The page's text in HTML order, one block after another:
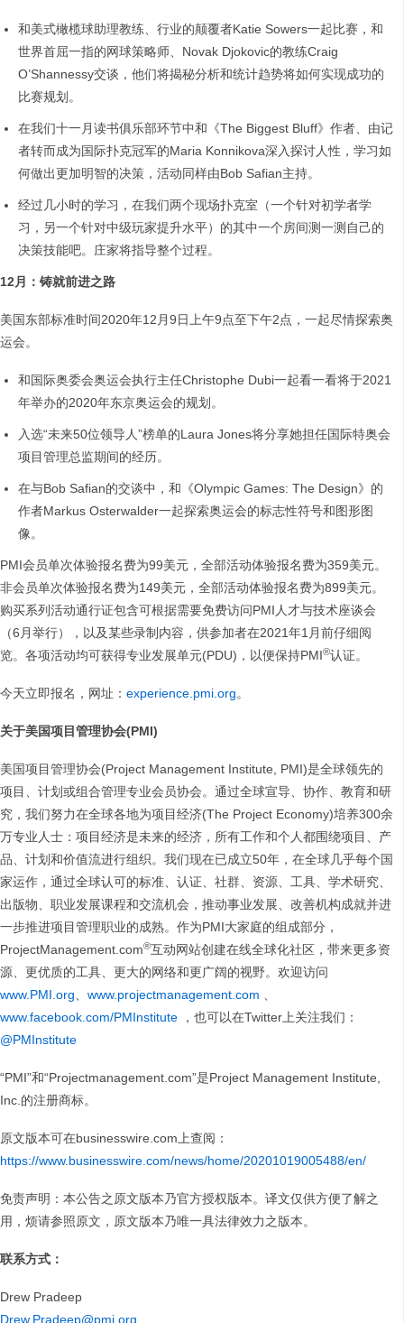
和美式橄榄球助理教练、行业的颠覆者Katie Sowers一起比赛，和
世界首屈一指的网球策略师、Novak Djokovic的教练Craig
O’Shannessy交谈，他们将揭秘分析和统计趋势将如何实现成功的
比赛规划。
在我们十一月读书俱乐部环节中和《The Biggest Bluff》作者、由记
者转而成为国际扑克冠军的Maria Konnikova深入探讨人性，学习如
何做出更加明智的决策，活动同样由Bob Safian主持。
经过几小时的学习，在我们两个现场扑克室（一个针对初学者学
习，另一个针对中级玩家提升水平）的其中一个房间测一测自己的
决策技能吧。庄家将指导整个过程。
12月：铸就前进之路
美国东部标准时间2020年12月9日上午9点至下午2点，一起尽情探索奥
运会。
和国际奥委会奥运会执行主任Christophe Dubi一起看一看将于2021
年举办的2020年东京奥运会的规划。
入选“未来50位领导人”榜单的Laura Jones将分享她担任国际特奥会
项目管理总监期间的经历。
在与Bob Safian的交谈中，和《Olympic Games: The Design》的
作者Markus Osterwalder一起探索奥运会的标志性符号和图形图
像。
PMI会员单次体验报名费为99美元，全部活动体验报名费为359美元。
非会员单次体验报名费为149美元，全部活动体验报名费为899美元。
购买系列活动通行证包含可根据需要免费访问PMI人才与技术座谈会
（6月举行），以及某些录制内容，供参加者在2021年1月前仔细阅
览。各项活动均可获得专业发展单元(PDU)，以便保持PMI®认证。
今天立即报名，网址： experience.pmi.org。
关于美国项目管理协会(PMI)
美国项目管理协会(Project Management Institute, PMI)是全球领先的
项目、计划或组合管理专业会员协会。通过全球宣导、协作、教育和研
究，我们努力在全球各地为项目经济(The Project Economy)培养300余
万专业人士：项目经济是未来的经济，所有工作和个人都围绕项目、产
品、计划和价值流进行组织。我们现在已成立50年，在全球几乎每个国
家运作，通过全球认可的标准、认证、社群、资源、工具、学术研究、
出版物、职业发展课程和交流机会，推动事业发展、改善机构成就并进
一步推进项目管理职业的成熟。作为PMI大家庭的组成部分，
ProjectManagement.com®互动网站创建在线全球化社区，带来更多资
源、更优质的工具、更大的网络和更广阔的视野。欢迎访问
www.PMI.org、 www.projectmanagement.com 、
www.facebook.com/PMInstitute
，也可以在Twitter上关注我们：
@PMInstitute
“PMI”和“Projectmanagement.com”是Project Management Institute,
Inc.的注册商标。
原文版本可在businesswire.com上查阅：
https://www.businesswire.com/news/home/20201019005488/en/
免责声明：本公告之原文版本乃官方授权版本。译文仅供方便了解之
用，烦请参照原文，原文版本乃唯一具法律效力之版本。
联系方式：
Drew Pradeep
Drew.Pradeep@pmi.org